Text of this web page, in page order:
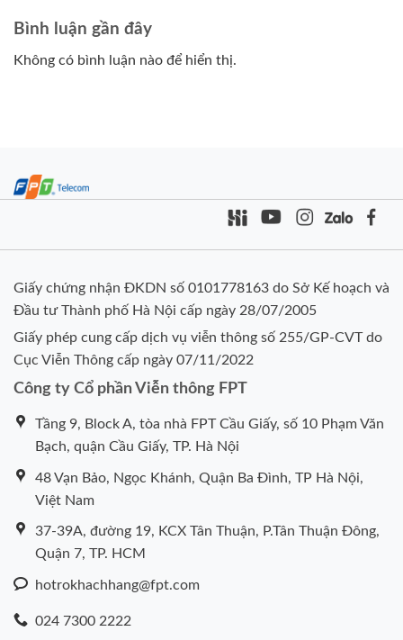
Bình luận gần đây
Không có bình luận nào để hiển thị.
Giấy chứng nhận ĐKDN số 0101778163 do Sở Kế hoạch và
Đầu tư Thành phố Hà Nội cấp ngày 28/07/2005
Giấy phép cung cấp dịch vụ viễn thông số 255/GP-CVT do
Cục Viễn Thông cấp ngày 07/11/2022
Công ty Cổ phần Viễn thông FPT
Tầng 9, Block A, tòa nhà FPT Cầu Giấy, số 10 Phạm Văn
Bạch, quận Cầu Giấy, TP. Hà Nội
48 Vạn Bảo, Ngọc Khánh, Quận Ba Đình, TP Hà Nội,
Việt Nam
37-39A, đường 19, KCX Tân Thuận, P.Tân Thuận Đông,
Quận 7, TP. HCM
hotrokhachhang@fpt.com
024 7300 2222